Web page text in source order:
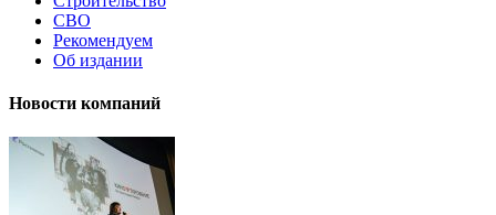
СВО
Рекомендуем
Об издании
Новости компаний